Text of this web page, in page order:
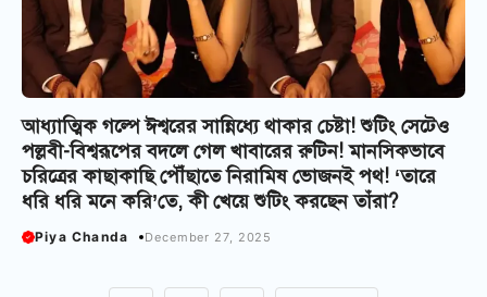
আধ্যাত্মিক গল্পে ঈশ্বরের সান্নিধ্যে থাকার চেষ্টা! শুটিং সেটেও
পল্লবী-বিশ্বরূপের বদলে গেল খাবারের রুটিন! মানসিকভাবে
চরিত্রের কাছাকাছি পৌঁছাতে নিরামিষ ভোজনই পথ! ‘তারে
ধরি ধরি মনে করি’তে, কী খেয়ে শুটিং করছেন তাঁরা?
Piya Chanda December 27, 2025